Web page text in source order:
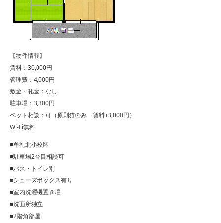
【物件情報】
賃料：30,000円
管理費：4,000円
敷金・礼金：なし
駐車場：3,300円
ペット相談：可（原則猫のみ 賃料+3,000円）
Wi-Fi無料
■牟礼北小校区
■駐車場2台目相談可
■バス・トイレ別
■シューズボックス有り
■室内洗濯機置き場
■洗面所独立
■2階角部屋